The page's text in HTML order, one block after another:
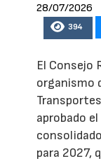
28/07/2026
394
El Consejo
organismo
aprobado
para 2027,